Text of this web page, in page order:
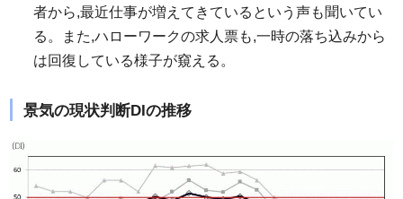
者から,最近仕事が増えてきているという声も聞いてい
る。また,ハローワークの求人票も,一時の落ち込みから
は回復している様子が窺える。
景気の現状判断DIの推移